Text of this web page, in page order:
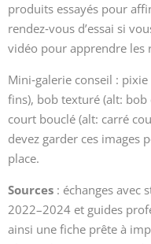
produits essayés pour
rendez‑vous d’essai si
vidéo pour apprendre les
Mini‑galerie conseil :
fins), bob texturé (alt:
court bouclé (alt: carré
devez garder ces images
place.
Sources : échanges avec
2022–2024 et guides
ainsi une fiche prête à